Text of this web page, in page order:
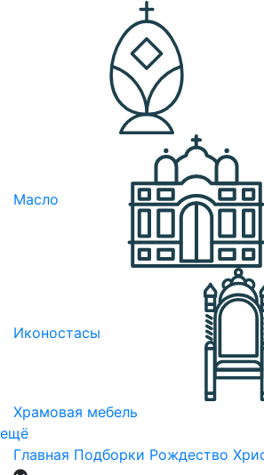
Масло
Иконостасы
Храмовая мебель
ещё
Главная Подборки Рождество